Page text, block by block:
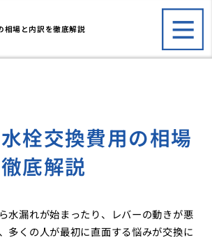
相場と内訳を徹底解説
栓交換費用の相場
底解説
水漏れが始まったり、レバーの動きが悪
多くの人が最初に直面する悩みが交換に